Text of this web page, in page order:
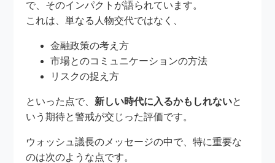
で、そのインパクトが語られています。
これは、単なる人物交代ではなく、
金融政策の考え方
市場とのコミュニケーションの方法
リスクの捉え方
といった点で、 新しい時代に入るかもしれないと
いう期待と警戒が交じった評価です。
ウォッシュ議長のメッセージの中で、特に重要な
のは次のような点です。